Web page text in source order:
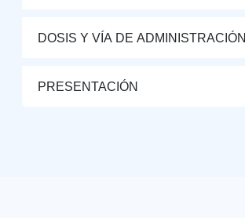
DOSIS Y VÍA DE ADMINISTRACIÓN
PRESENTACIÓN